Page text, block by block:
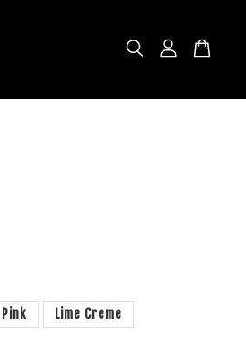
Lime Creme